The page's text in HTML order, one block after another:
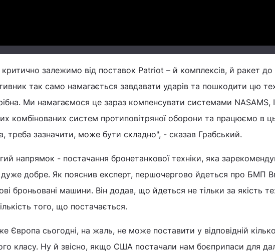
залежимо від поставок Patriot – й комплексів, й ракет
так само намагається завдавати ударів та пошкодити цю
Ми намагаємося це зараз компенсувати системами NASAMS,
комбінованих систем протиповітряної оборони та працюємо в
треба зазначити, може бути складно", - сказав Грабський.
напрямок - постачання бронетанкової техніки, яка
добре. Як пояснив експерт, першочергово йдеться про БМП
броньовані машини. Він додав, що йдеться не тільки за якість
того, що постачається.
Європа сьогодні, на жаль, не може поставити у відповідній
класу. Ну й звісно, якщо США постачали нам боєприпаси для